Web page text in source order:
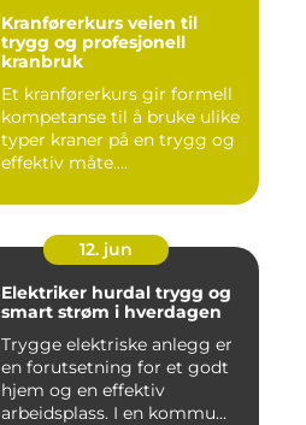
Kranførerkurs veien til
trygg og profesjonell
kranbruk
Et kranførerkurs gir formell
kompetanse til å bruke ulike
typer kraner på en trygg og
effektiv måte....
12. jun
Elektriker hurdal trygg og
smart strøm i hverdagen
Trygge elektriske anlegg er
en forutsetning for et godt
hjem og en effektiv
arbeidsplass. I en kommu...